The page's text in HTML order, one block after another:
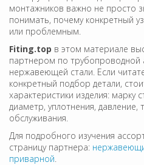
монтажников важно не просто
понимать, почему конкретный
или проблемным.
Fiting.top в этом материале
партнером по трубопроводной
нержавеющей стали. Если
конкретный подбор детали,
характеристики изделия: марку
диаметр, уплотнения, давление,
обслуживания.
Для подробного изучения
страницу партнера:
приварной